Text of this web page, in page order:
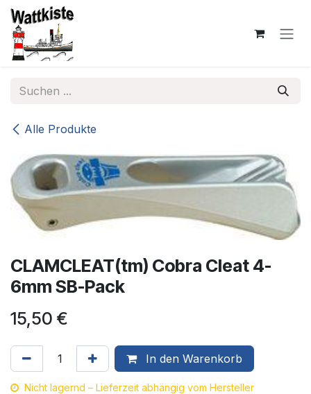
Zum Inhalt springen
Alle Produkte
CLAMCLEAT(tm) Cobra Cleat 4-
6mm SB-Pack
15,50 €
In den Warenkorb
Nicht lagernd – Lieferzeit abhängig vom Hersteller